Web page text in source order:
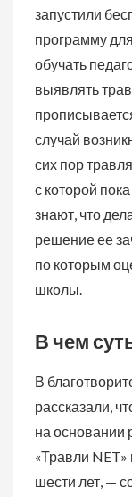
запустили
программу
обучать
выявлять
случай
сих пор
с которой
знают, что
решение ее
по которым
школы.
В чем
В
рассказали,
на основании
«Травли
шести лет, —